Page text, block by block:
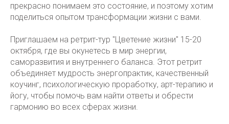
прекрасно понимаем это состояние, и поэтому хотим
поделиться опытом трансформации жизни с вами.
Приглашаем на ретрит-тур "Цветение жизни" 15-20
октября, где вы окунетесь в мир энергии,
саморазвития и внутреннего баланса. Этот ретрит
объединяет мудрость энергопрактик, качественный
коучинг, психологическую проработку, арт-терапию и
йогу, чтобы помочь вам найти ответы и обрести
гармонию во всех сферах жизни.